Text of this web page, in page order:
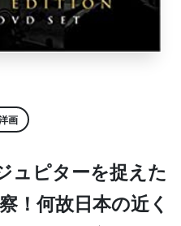
画
ュピターを捉えた
！何故日本の近く